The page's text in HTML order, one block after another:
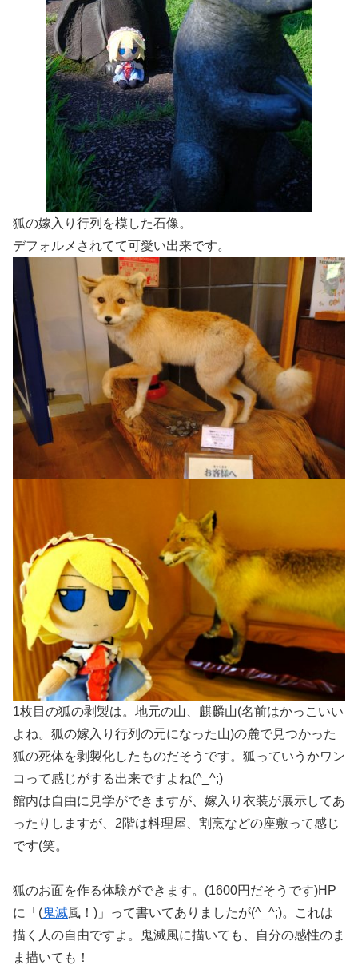
狐の嫁入り行列を模した石像。
デフォルメされてて可愛い出来です。
1枚目の狐の剥製は。地元の山、麒麟山(名前はかっこいい
よね。狐の嫁入り行列の元になった山)の麓で見つかった
狐の死体を剥製化したものだそうです。狐っていうかワン
コって感じがする出来ですよね(^_^;)
館内は自由に見学ができますが、嫁入り衣装が展示してあ
ったりしますが、2階は料理屋、割烹などの座敷って感じ
です(笑。
狐のお面を作る体験ができます。(1600円だそうです)HP
に「(鬼滅風！)」って書いてありましたが(^_^;)。これは
描く人の自由ですよ。鬼滅風に描いても、自分の感性のま
ま描いても！